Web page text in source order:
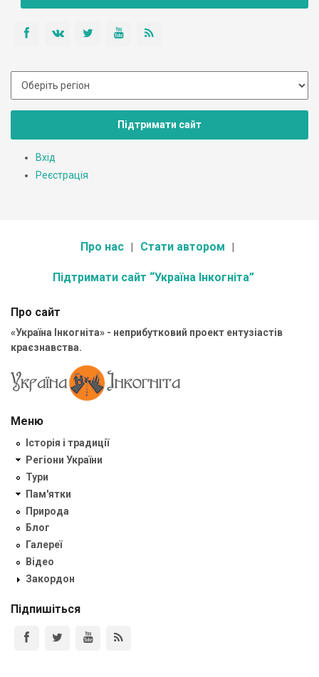
Підтримати сайт
Вхід
Реєстрація
Про нас Стати автором
Підтримати сайт “Україна Інкогніта”
Про сайт
«Україна Інкогніта» - неприбутковий проект ентузіастів
краєзнавства.
Меню
Історія і традиції
Регіони України
Тури
Пам'ятки
Природа
Блог
Галереї
Відео
Закордон
Підпишіться